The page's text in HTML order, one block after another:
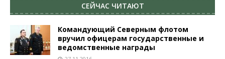
СЕЙЧАС ЧИТАЮТ
Командующий Северным флотом
вручил офицерам государственные и
ведомственные награды